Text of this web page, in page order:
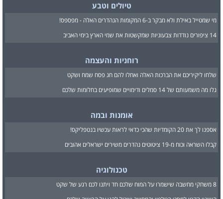
טיולים וטבע
מי שמטייל באילת ולא מבקר ב-6 המקומות הנהדרים האלה - מפספס!
14 ציפורים נודדות צבעוניות שמקשטות את שמי הארץ בימי האביב
רוחניות והעצמה
שלחו ליקיריכם את הברכות האלה ואחלו להם חג פסח שמח ושקט
גלו מה משמעותם של 14 סמלים ודימויים שמופיעים בחלומות שלכם
אומנות ובמה
אספנו לך את 20 הקומדיות שהכי כדאי לראות עכשיו בנטפליקס!
קבלו השראה וכוח מ-19 ציטוטים נהדרים משירים ישראלים אהובים
טכנולוגיה
8 משחקי מחשבה שישמרו על המוח שלכם חד ויתנו לכם רגע של שקט